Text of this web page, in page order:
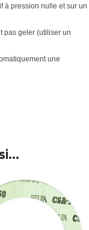
à pression nulle et sur un
pas geler (utiliser un
une